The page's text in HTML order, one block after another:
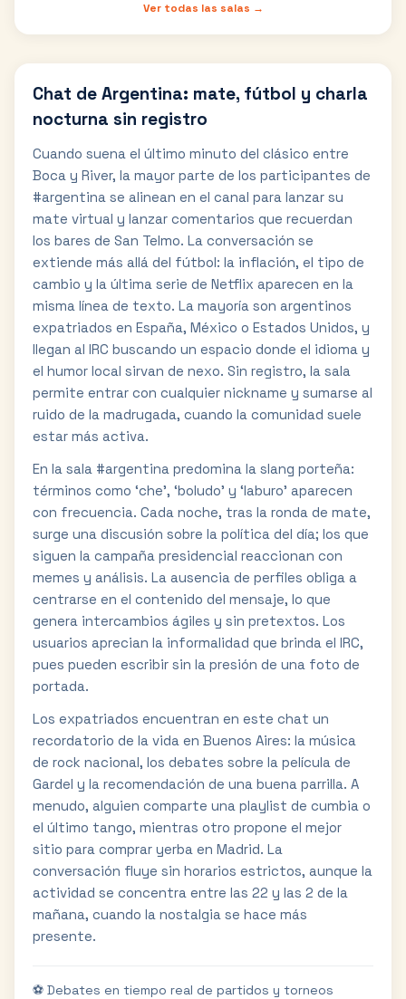
Ver todas las salas →
Chat de Argentina: mate, fútbol y charla
nocturna sin registro
Cuando suena el último minuto del clásico entre
Boca y River, la mayor parte de los participantes de
#argentina se alinean en el canal para lanzar su
mate virtual y lanzar comentarios que recuerdan
los bares de San Telmo. La conversación se
extiende más allá del fútbol: la inflación, el tipo de
cambio y la última serie de Netflix aparecen en la
misma línea de texto. La mayoría son argentinos
expatriados en España, México o Estados Unidos, y
llegan al IRC buscando un espacio donde el idioma y
el humor local sirvan de nexo. Sin registro, la sala
permite entrar con cualquier nickname y sumarse al
ruido de la madrugada, cuando la comunidad suele
estar más activa.
En la sala #argentina predomina la slang porteña:
términos como ‘che’, ‘boludo’ y ‘laburo’ aparecen
con frecuencia. Cada noche, tras la ronda de mate,
surge una discusión sobre la política del día; los que
siguen la campaña presidencial reaccionan con
memes y análisis. La ausencia de perfiles obliga a
centrarse en el contenido del mensaje, lo que
genera intercambios ágiles y sin pretextos. Los
usuarios aprecian la informalidad que brinda el IRC,
pues pueden escribir sin la presión de una foto de
portada.
Los expatriados encuentran en este chat un
recordatorio de la vida en Buenos Aires: la música
de rock nacional, los debates sobre la película de
Gardel y la recomendación de una buena parrilla. A
menudo, alguien comparte una playlist de cumbia o
el último tango, mientras otro propone el mejor
sitio para comprar yerba en Madrid. La
conversación fluye sin horarios estrictos, aunque la
actividad se concentra entre las 22 y las 2 de la
mañana, cuando la nostalgia se hace más
presente.
⚽ Debates en tiempo real de partidos y torneos